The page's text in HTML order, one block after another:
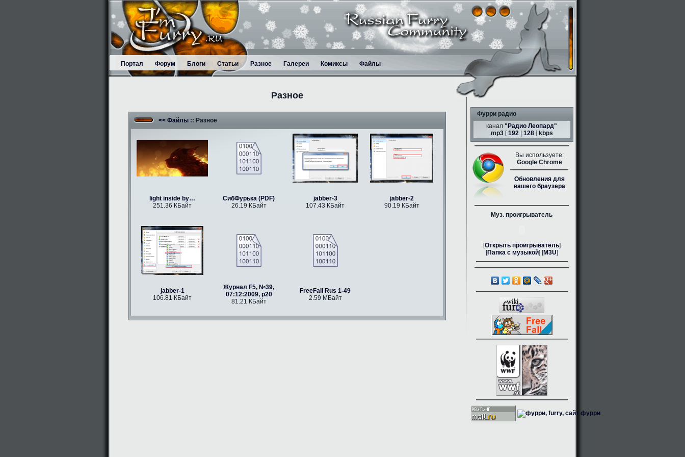
Портал Форум Блоги Статьи Разное Галереи Комиксы Файлы
Разное
<< Файлы :: Разное
light inside by…
251.36 КБайт
СибФурька (PDF)
26.19 КБайт
jabber-3
107.43 КБайт
jabber-2
90.19 КБайт
jabber-1
106.81 КБайт
Журнал F5, №39,
07:12:2009, p20
81.21 КБайт
FreeFall Rus 1-49
2.59 МБайт
Фурри радио
канал " Радио Леопард"
mp3[192| 128] kbps
Вы используете:
Google Chrome
Обновления для
вашего браузера
Муз. проигрыватель
[Открыть проигрыватель]
[Папка с музыкой] [M3U]